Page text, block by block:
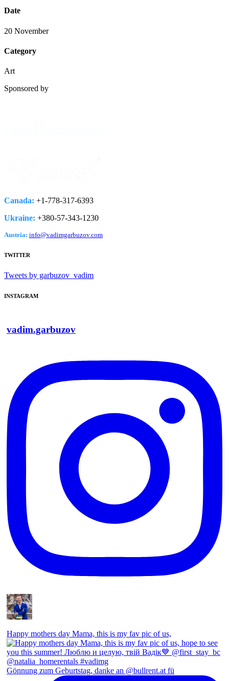
Date
20 November
Category
Art
Sponsored by
Canada: +1-778­-317-­6393
Ukraine: +380-­57-­343-­1230
Austria: info@vadimgarbuzov.com
TWITTER
Tweets by garbuzov_vadim
INSTAGRAM
vadim.garbuzov
Happy mothers day Mama, this is my fav pic of us,
Gönnung zum Geburtstag, danke an @bullrent.at fü